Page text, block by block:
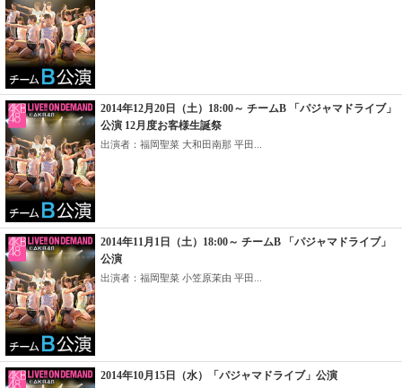
2014年12月20日（土）18:00～ チームB 「パジャマドライブ」
公演 12月度お客様生誕祭
出演者：福岡聖菜 大和田南那 平田...
2014年11月1日（土）18:00～ チームB 「パジャマドライブ」
公演
出演者：福岡聖菜 小笠原茉由 平田...
2014年10月15日（水）「パジャマドライブ」公演